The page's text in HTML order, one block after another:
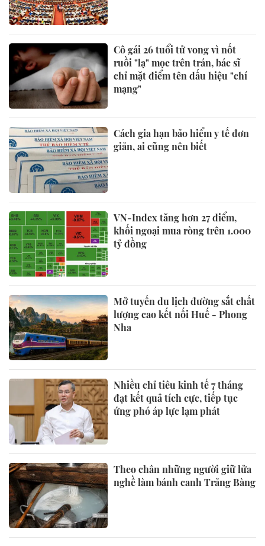
Cô gái 26 tuổi tử vong vì nốt
ruồi "lạ" mọc trên trán, bác sĩ
chỉ mặt điểm tên dấu hiệu "chí
mạng"
Cách gia hạn bảo hiểm y tế đơn
giản, ai cũng nên biết
VN-Index tăng hơn 27 điểm,
khối ngoại mua ròng trên 1.000
tỷ đồng
Mở tuyến du lịch đường sắt chất
lượng cao kết nối Huế - Phong
Nha
Nhiều chỉ tiêu kinh tế 7 tháng
đạt kết quả tích cực, tiếp tục
ứng phó áp lực lạm phát
Theo chân những người giữ lửa
nghề làm bánh canh Trảng Bàng